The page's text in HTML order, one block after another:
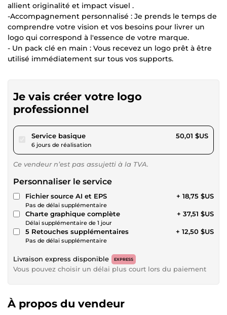
allient originalité et impact visuel .
-Accompagnement personnalisé : Je prends le temps de
comprendre votre vision et vos besoins pour livrer un
logo qui correspond à l'essence de votre marque.
- Un pack clé en main : Vous recevez un logo prêt à être
utilisé immédiatement sur tous vos supports.
Je vais créer votre logo
professionnel
Service basiquepour 46,09 $US
6 jours de réalisation
50,01 $US
Ce vendeur n’est pas assujetti à la TVA.
Personnaliser le service
Fichier source AI et EPS
Pas de délai supplémentaire
+ 18,75 $US
Charte graphique complète
Délai supplémentaire de 1 jour
+ 37,51 $US
5 Retouches supplémentaires
Pas de délai supplémentaire
+ 12,50 $US
Livraison express disponible EXPRESS
Vous pouvez choisir un délai plus court lors du paiement
À propos du vendeur